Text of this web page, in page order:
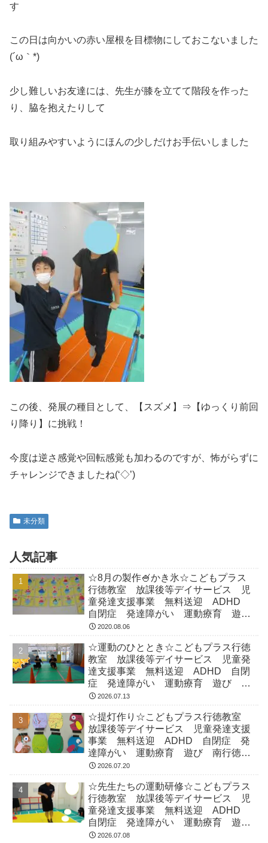
す
この日は向かいの赤い屋根を目標物にしておこないました
(´ω｀*)
少し難しいお友達には、先生が膝を立てて階段を作った
り、脇を抱えたりして
取り組みやすいようにほんの少しだけお手伝いしました
この後、発展の種目として、【スズメ】⇒【ゆっくり前回
り降り】に挑戦！
今度は逆さ感覚や回転感覚も加わるのですが、怖がらずに
チャレンジできましたね(‘◇’)ゞ
未分類
人気記事
☆8月の製作🍧かき氷☆こどもプラス
行徳教室 放課後等デイサービス 児
童発達支援事業 無料送迎 ADHD
自閉症 発達障がい 運動療育 遊
び 南行徳 市川市 浦安市
2020.08.06
☆運動のひととき☆こどもプラス行徳
教室 放課後等デイサービス 児童発
達支援事業 無料送迎 ADHD 自閉
症 発達障がい 運動療育 遊び 南
行徳 市川市 浦安市
2026.07.13
☆提灯作り☆こどもプラス行徳教室
放課後等デイサービス 児童発達支援
事業 無料送迎 ADHD 自閉症 発
達障がい 運動療育 遊び 南行徳
市川市 浦安市
2026.07.20
☆先生たちの運動研修☆こどもプラス
行徳教室 放課後等デイサービス 児
童発達支援事業 無料送迎 ADHD
自閉症 発達障がい 運動療育 遊
び 南行徳 市川市 浦安市
2026.07.08